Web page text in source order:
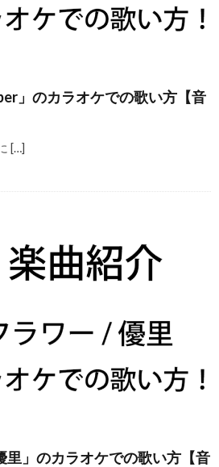
」のカラオケでの歌い方【音
[…]
里」のカラオケでの歌い方【音